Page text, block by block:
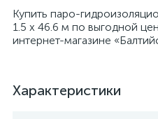
Купить паро-
1.5 х 46.6 м по выгодной
интернет-магазине
Характеристики